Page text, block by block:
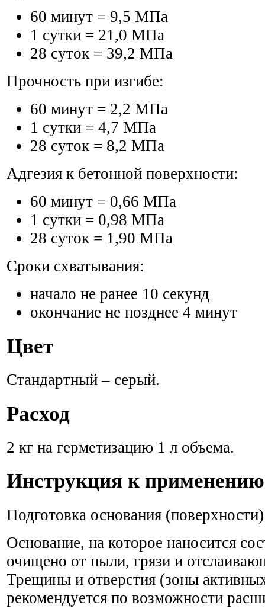
60 минут = 9,5 МПа
1 сутки = 21,0 МПа
28 суток = 39,2 МПа
Прочность при изгибе:
60 минут = 2,2 МПа
1 сутки = 4,7 МПа
28 суток = 8,2 МПа
Адгезия к бетонной поверхности:
60 минут = 0,66 МПа
1 сутки = 0,98 МПа
28 суток = 1,90 МПа
Сроки схватывания:
начало не ранее 10 секунд
окончание не позднее 4 минут
Цвет
Стандартный – серый.
Расход
2 кг на герметизацию 1 л объема.
Инструкция к применению
Подготовка основания
Основание, на которое наносится
очищено от пыли, грязи и
Трещины и отверстия (зоны
рекомендуется по возможности